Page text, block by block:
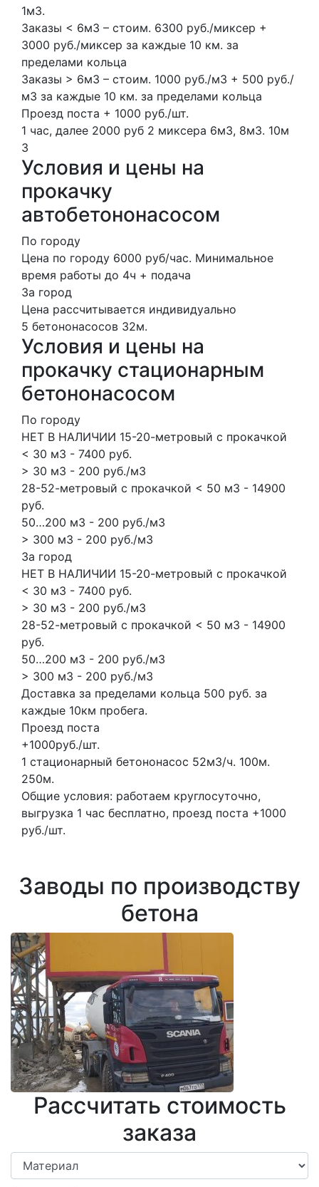
1м3.
Заказы < 6м3 – стоим. 6300 руб./миксер +
3000 руб./миксер за каждые 10 км. за
пределами кольца
Заказы > 6м3 – стоим. 1000 руб./м3 + 500 руб./
м3 за каждые 10 км. за пределами кольца
Проезд поста + 1000 руб./шт.
1 час, далее 2000 руб 2 миксера 6м3, 8м3. 10м
3
Условия и цены на
прокачку
автобетононасосом
По городу
Цена по городу 6000 руб/час. Минимальное
время работы до 4ч + подача
За город
Цена рассчитывается индивидуально
5 бетононасосов 32м.
Условия и цены на
прокачку стационарным
бетононасосом
По городу
НЕТ В НАЛИЧИИ 15-20-метровый с прокачкой
< 30 м3 - 7400 руб.
> 30 м3 - 200 руб./м3
28-52-метровый с прокачкой < 50 м3 - 14900
руб.
50…200 м3 - 200 руб./м3
> 300 м3 - 200 руб./м3
За город
НЕТ В НАЛИЧИИ 15-20-метровый с прокачкой
< 30 м3 - 7400 руб.
> 30 м3 - 200 руб./м3
28-52-метровый с прокачкой < 50 м3 - 14900
руб.
50…200 м3 - 200 руб./м3
> 300 м3 - 200 руб./м3
Доставка за пределами кольца 500 руб. за
каждые 10км пробега.
Проезд поста
+1000руб./шт.
1 стационарный бетононасос 52м3/ч. 100м.
250м.
Общие условия: работаем круглосуточно,
выгрузка 1 час бесплатно, проезд поста +1000
руб./шт.
Заводы по производству
бетона
Рассчитать стоимость
заказа